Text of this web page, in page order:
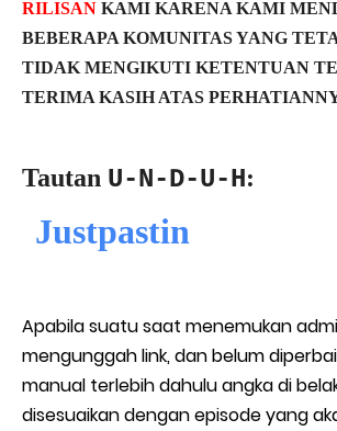
RILISAN KAMI KARENA KAMI
BEBERAPA KOMUNITAS YANG
TIDAK MENGIKUTI KETENTUAN
TERIMA KASIH ATAS
Tautan U-N-D-U-H:
Justpastin
Apabila suatu saat menemukan
mengunggah link, dan belum
manual terlebih dahulu angka di
disesuaikan dengan episode yang